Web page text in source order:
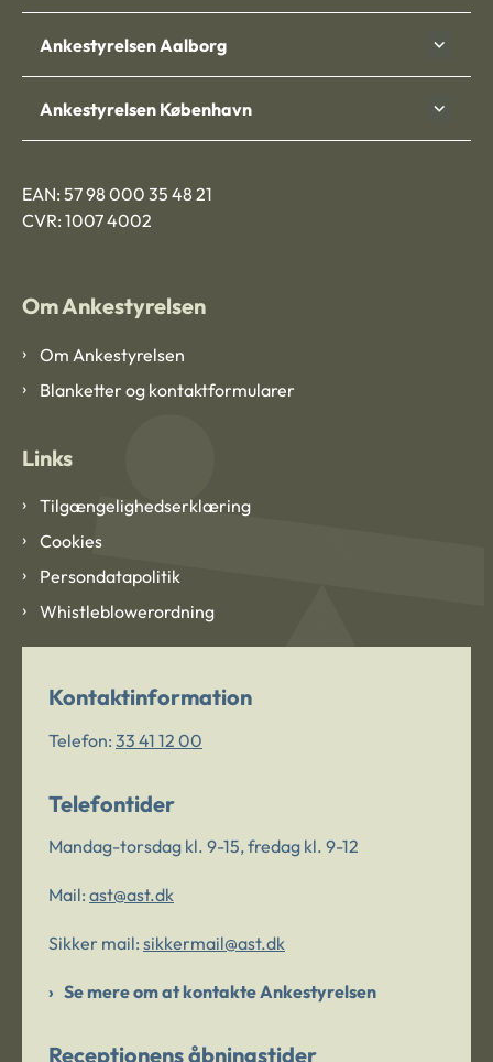
Ankestyrelsen Aalborg
Ankestyrelsen København
EAN: 57 98 000 35 48 21
CVR: 1007 4002
Om Ankestyrelsen
Om Ankestyrelsen
Blanketter og kontaktformularer
Links
Tilgængelighedserklæring
Cookies
Persondatapolitik
Whistleblowerordning
Kontaktinformation
Telefon: 33 41 12 00
Telefontider
Mandag-torsdag kl. 9-15, fredag kl. 9-12
Mail: ast@ast.dk
Sikker mail: sikkermail@ast.dk
Se mere om at kontakte Ankestyrelsen
Receptionens åbningstider